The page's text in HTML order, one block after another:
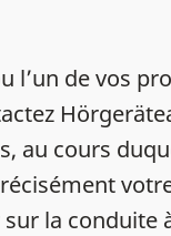
l’un de vos
au cours
la conduite